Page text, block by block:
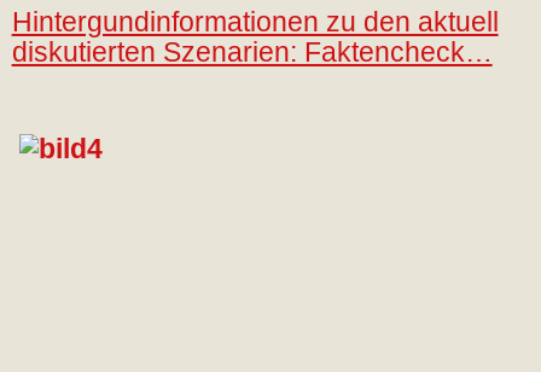
Hintergundinformationen zu den aktuell
diskutierten Szenarien: Faktencheck…